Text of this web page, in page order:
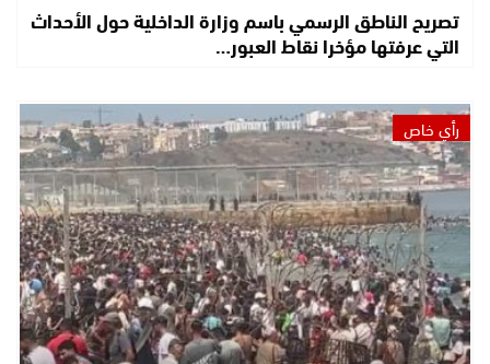
تصريح الناطق الرسمي باسم وزارة الداخلية حول الأحداث
التي عرفتها مؤخرا نقاط العبور…
رأي خاص